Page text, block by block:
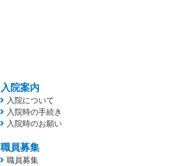
入院案内
入院について
入院時の手続き
入院時のお願い
職員募集
職員募集